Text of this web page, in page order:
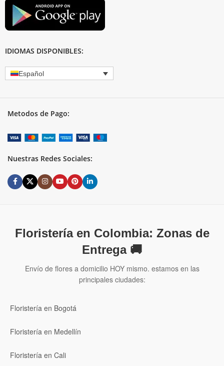
IDIOMAS DISPONIBLES:
Español
Metodos de Pago:
Nuestras Redes Sociales:
Floristería en Colombia: Zonas de
Entrega 🚚
Envío de flores a domicilio HOY mismo. estamos en las
principales ciudades:
Floristería en Bogotá
Floristería en Medellín
Floristería en Cali